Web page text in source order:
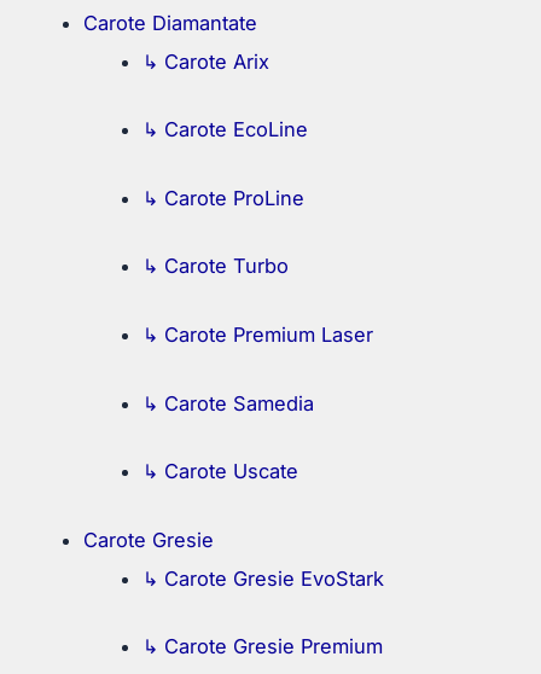
Carote Diamantate
↳ Carote Arix
↳ Carote EcoLine
↳ Carote ProLine
↳ Carote Turbo
↳ Carote Premium Laser
↳ Carote Samedia
↳ Carote Uscate
Carote Gresie
↳ Carote Gresie EvoStark
↳ Carote Gresie Premium